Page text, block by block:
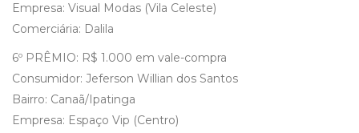
Empresa: Visual Modas (Vila Celeste)
Comerciária: Dalila
6º PRÊMIO: R$ 1.000 em vale-compra
Consumidor: Jeferson Willian dos Santos
Bairro: Canaã/Ipatinga
Empresa: Espaço Vip (Centro)